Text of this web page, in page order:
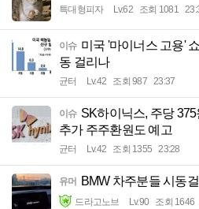
특대형피자 Lv.62 조회 1081
이슈 미국 '마이너스 고용'
동 걸리나
균터 Lv.42 조회 987 23:37
이슈 SK하이닉스, 주당
추가 주주환원도 예고
균터 Lv.42 조회 1355 23:28
유머 BMW 차주분들 시동
드라고노브 Lv.90 조회 1646